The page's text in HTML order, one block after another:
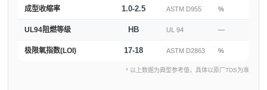
成型收缩率 1.0-2.5 ASTM D955 %
UL94阻燃等级 HB UL 94 —
极限氧指数(LOI) 17-18 ASTM D2863 %
* 以上数据为典型参考值，具体以原厂TDS为准